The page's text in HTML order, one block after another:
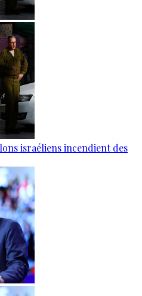
israéliens incendient des